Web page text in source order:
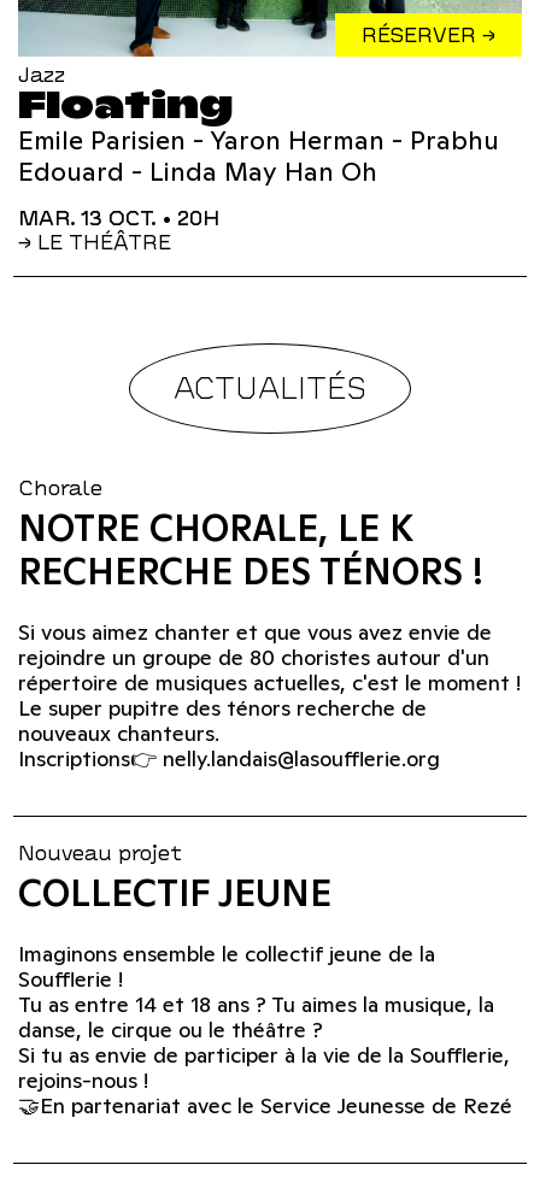
RÉSERVER →
Jazz
Floating
Emile Parisien - Yaron Herman - Prabhu
Edouard - Linda May Han Oh
MAR. 13 OCT. • 20H
→ LE THÉÂTRE
ACTUALITÉS
Chorale
NOTRE CHORALE, LE K
RECHERCHE DES TÉNORS !
Si vous aimez chanter et que vous avez envie de
rejoindre un groupe de 80 choristes autour d'un
répertoire de musiques actuelles, c'est le moment !
Le super pupitre des ténors recherche de
nouveaux chanteurs.
Inscriptions👉 nelly.landais@lasoufflerie.org
Nouveau projet
COLLECTIF JEUNE
Imaginons ensemble le collectif jeune de la
Soufflerie !
Tu as entre 14 et 18 ans ? Tu aimes la musique, la
danse, le cirque ou le théâtre ?
Si tu as envie de participer à la vie de la Soufflerie,
rejoins-nous !
🤝En partenariat avec le Service Jeunesse de Rezé